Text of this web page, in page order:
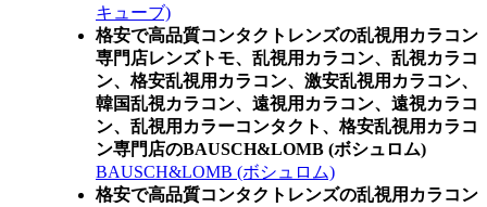
キューブ)
格安で高品質コンタクトレンズの乱視用カラコン
専門店レンズトモ、乱視用カラコン、乱視カラコ
ン、格安乱視用カラコン、激安乱視用カラコン、
韓国乱視カラコン、遠視用カラコン、遠視カラコ
ン、乱視用カラーコンタクト、格安乱視用カラコ
ン専門店のBAUSCH&LOMB (ボシュロム)
BAUSCH&LOMB (ボシュロム)
格安で高品質コンタクトレンズの乱視用カラコン